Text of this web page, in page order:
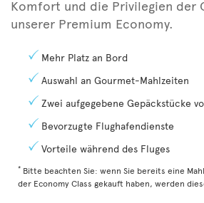
Komfort und die Privilegien der
unserer Premium Economy.
Mehr Platz an Bord
Auswahl an Gourmet-Mahlzeiten
Zwei aufgegebene Gepäckstücke
Bevorzugte Flughafendienste
Vorteile während des Fluges
* Bitte beachten Sie: wenn Sie bereits eine
der Economy Class gekauft haben, werden